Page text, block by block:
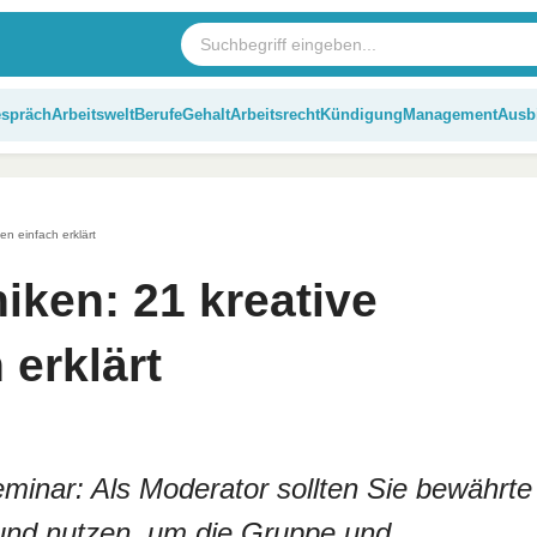
ArbeitsweltBerufeGehaltArbeitsrechtKündigung Management
einfach erklärt
21 kreative
erklärt
Als Moderator sollten Sie bewährte